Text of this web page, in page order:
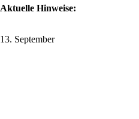
Aktuelle Hinweise:
13. September